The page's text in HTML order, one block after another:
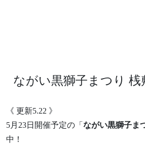
ながい黒獅子まつり 桟
《 更新5.22 》
5月23日開催予定の「 ながい黒獅子ま
中！